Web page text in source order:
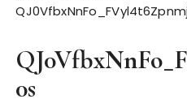
0s